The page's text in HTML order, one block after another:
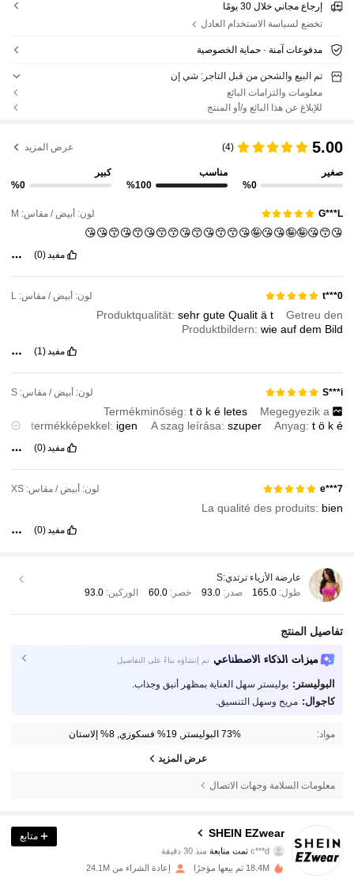
إرجاع مجاني خلال 30 يومًا
تخضع لسياسة الاستخدام العادل
مدفوعات آمنة · حماية الخصوصية
تم البيع والشحن من قبل التاجر: شي إن
معلومات والتزامات البائع
للإبلاغ عن هذا البائع و/أو المنتج
5.00
(4) عرض المزيد
صغير
%0
مناسب
%100
كبير
%0
G***L لون: أبيض / مقاس: M
😘😙😘🤪🤪😘😘🤪😘😙😙😘😙😘😙😙😘😙😘😙😘😘
مفيد(0)
t***0 لون: أبيض / مقاس: L
Produktqualität: sehr gute Qualit ä t
Getreu den
Produktbildern: wie auf dem Bild
مفيد(1)
S***i لون: أبيض / مقاس: S
Termékminőség:tö ké letes
Megegyezik a
termékképekkel: igen A szag leírása: szuper Anyag: t ö k é
مفيد(0)
e***7 لون: أبيض / مقاس: XS
La qualité des produits: bien
مفيد(0)
عارضة الأزياء ترتدي:S
طول: 165.0 صدر:93.0 خصر: 60.0 الوركين: 93.0
تفاصيل المنتج
ميزات الذكاء الاصطناعي تم إنشاؤه بناءً على التفاصيل
البوليستر: بوليستر سهل العناية بمظهر أنيق وجذاب.
كاجوال: مريح وسهل التنسيق.
مواد: 73% البوليستر, 19% فسكوزي, 8% إلاستان
عرض المزيد
معلومات السلامة وجهات الاتصال
SHEIN EZwear
c***d تمت متابعة
منذ 30 دقيقة
4.85
1.9M متابعون
متابع
18.4M تم بيعها مؤخرًا إعادة الشراء من 24.1M